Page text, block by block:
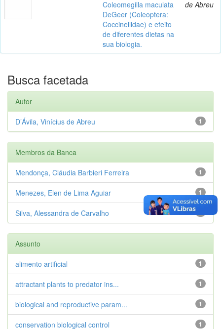
Coleomegilla maculata
DeGeer (Coleoptera:
Coccinellidae) e efeito
de diferentes dietas na
sua biologia.
de Abreu
Busca facetada
Autor
1
D’Ávila, Vinícius de Abreu
Membros da Banca
1
Mendonça, Cláudia Barbieri Ferreira
1
Menezes, Elen de Lima Aguiar
Silva, Alessandra de Carvalho
Assunto
1
alimento artificial
1
attractant plants to predator ins...
1
biological and reproductive param...
1
conservation biological control